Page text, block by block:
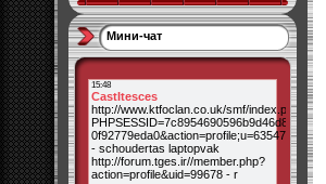
Мини-чат